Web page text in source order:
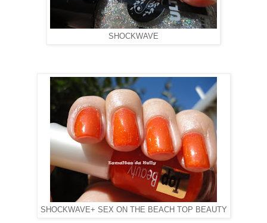
SHOCKWAVE
SHOCKWAVE+ SEX ON THE BEACH TOP BEAUTY